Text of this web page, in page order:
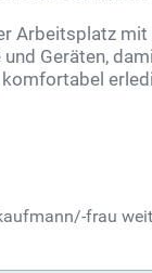
Arbeitsplatz mit
Geräten,
frau